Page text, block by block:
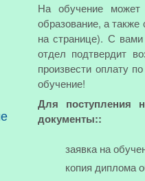
На обучение
образование, а
на странице). С
отдел подтвердит
произвести оплату
обучение!
Для поступления
документы::
заявка на
копия диплома